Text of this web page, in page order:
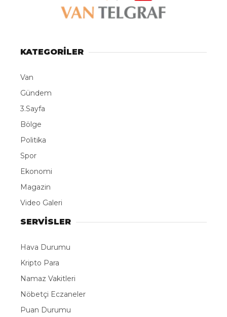
KATEGORİLER
Van
Gündem
3.Sayfa
Bölge
Politika
Spor
Ekonomi
Magazin
Video Galeri
SERVİSLER
Hava Durumu
Kripto Para
Namaz Vakitleri
Nöbetçi Eczaneler
Puan Durumu